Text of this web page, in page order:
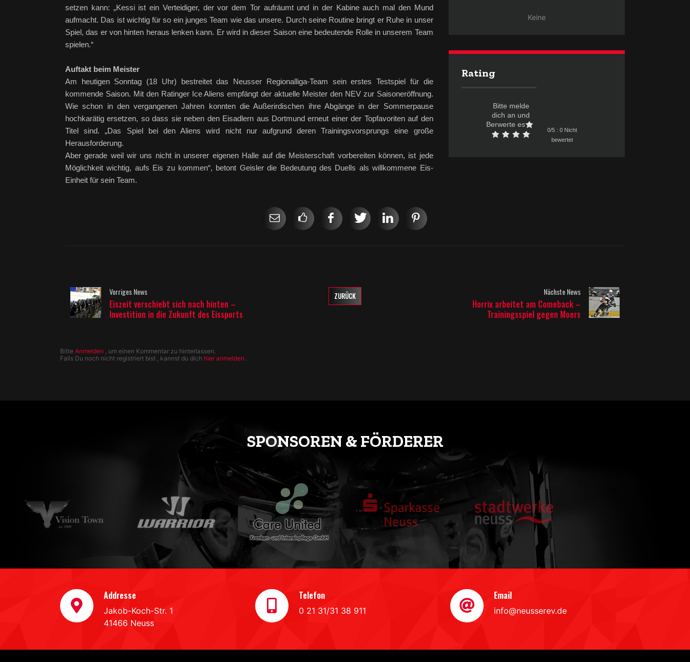
setzen kann: „Kessi ist ein Verteidiger, der vor dem Tor aufräumt und in der Kabine auch mal den Mund
aufmacht. Das ist wichtig für so ein junges Team wie das unsere. Durch seine Routine bringt er Ruhe in unser
Spiel, das er von hinten heraus lenken kann. Er wird in dieser Saison eine bedeutende Rolle in unserem Team
spielen.“
Auftakt beim Meister
Am heutigen Sonntag (18 Uhr) bestreitet das Neusser Regionalliga-Team sein erstes Testspiel für die
kommende Saison. Mit den Ratinger Ice Aliens empfängt der aktuelle Meister den NEV zur Saisoneröffnung.
Wie schon in den vergangenen Jahren konnten die Außerirdischen ihre Abgänge in der Sommerpause
hochkarätig ersetzen, so dass sie neben den Eisadlern aus Dortmund erneut einer der Topfavoriten auf den
Titel sind. „Das Spiel bei den Aliens wird nicht nur aufgrund deren Trainingsvorsprungs eine große
Herausforderung.
Aber gerade weil wir uns nicht in unserer eigenen Halle auf die Meisterschaft vorbereiten können, ist jede
Möglichkeit wichtig, aufs Eis zu kommen“, betont Geisler die Bedeutung des Duells als willkommene Eis-
Einheit für sein Team.
Keine
Rating
Bitte melde
dich an und
Berwerte es
0/5 : 0 Nicht
bewertet
Vorriges News
Eiszeit verschiebt sich nach hinten –
Investition in die Zukunft des Eissports
ZURÜCK Nächste News
Horrix arbeitet am Comeback –
Trainingsspiel gegen Moers
Bitte Anmelden , um einen Kommentar zu hinterlassen.
Falls Du noch nicht registriert bist , kannst du dich hier anmelden .
SPONSOREN & FÖRDERER
Addresse
Jakob-Koch-Str. 1
41466 Neuss
Telefon
0 21 31/31 38 911
Email
info@neusserev.de